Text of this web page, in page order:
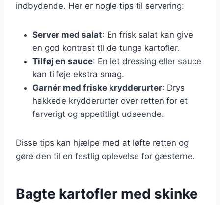
indbydende. Her er nogle tips til servering:
Server med salat: En frisk salat kan give
en god kontrast til de tunge kartofler.
Tilføj en sauce: En let dressing eller sauce
kan tilføje ekstra smag.
Garnér med friske krydderurter: Drys
hakkede krydderurter over retten for et
farverigt og appetitligt udseende.
Disse tips kan hjælpe med at løfte retten og
gøre den til en festlig oplevelse for gæsterne.
Bagte kartofler med skinke